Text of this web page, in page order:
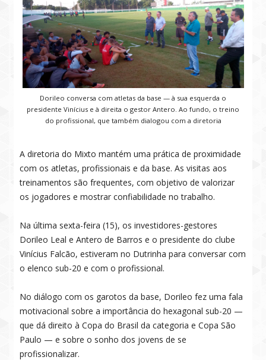
Dorileo conversa com atletas da base — à sua esquerda o
presidente Vinícius e à direita o gestor Antero. Ao fundo, o treino
do profissional, que também dialogou com a diretoria
A diretoria do Mixto mantém uma prática de proximidade
com os atletas, profissionais e da base. As visitas aos
treinamentos são frequentes, com objetivo de valorizar
os jogadores e mostrar confiabilidade no trabalho.
Na última sexta-feira (15), os investidores-gestores
Dorileo Leal e Antero de Barros e o presidente do clube
Vinícius Falcão, estiveram no Dutrinha para conversar com
o elenco sub-20 e com o profissional.
No diálogo com os garotos da base, Dorileo fez uma fala
motivacional sobre a importância do hexagonal sub-20 —
que dá direito à Copa do Brasil da categoria e Copa São
Paulo — e sobre o sonho dos jovens de se
profissionalizar.